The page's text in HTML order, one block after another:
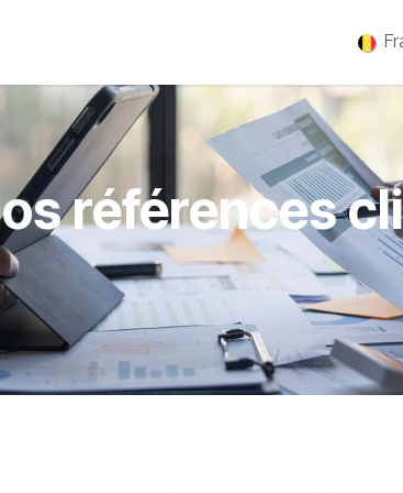
références